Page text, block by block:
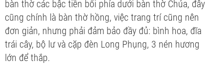
bàn thờ các bậc tiền bối phía dưới bàn thờ Chúa, đây
cũng chính là bàn thờ hồng, việc trang trí cũng nên
đơn giản, nhưng phải đảm bảo đầy đủ: bình hoa, đĩa
trái cây, bộ lư và cặp đèn Long Phụng, 3 nén hương
lớn để thắp.